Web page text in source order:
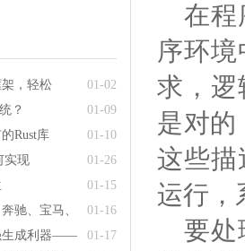
01-02
，轻松
01-09
？
01-10
Rust库
01-26
实现
01-15
01-16
驰、宝马、
01-17
生成利器——
在程
序环
求，逻
是对的
这些描
运行，
要处